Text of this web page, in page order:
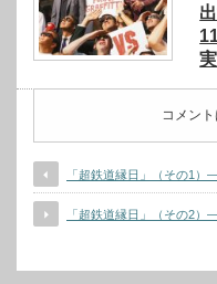
コメン
「超鉄道縁日」（その1
「超鉄道縁日」（その2